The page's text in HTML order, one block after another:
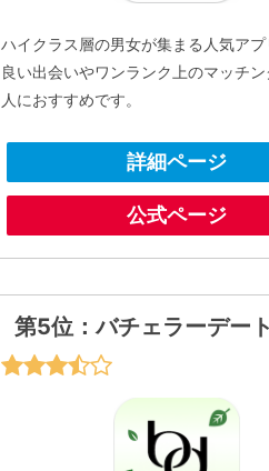
ハイクラス層の男女が集まる人気ア
良い出会いやワンランク上のマッチ
人におすすめです。
詳細ページ
公式ページ
第5位：バチェラーデート